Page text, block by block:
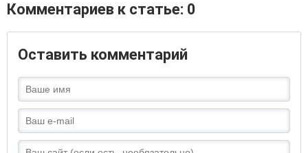
Комментариев к статье: 0
Оставить комментарий